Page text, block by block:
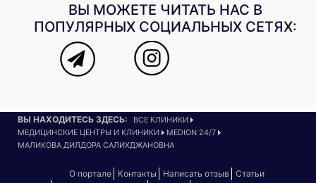
ВЫ МОЖЕТЕ ЧИТАТЬ НАС В
ПОПУЛЯРНЫХ СОЦИАЛЬНЫХ СЕТЯХ:
ВЫ НАХОДИТЕСЬ ЗДЕСЬ:
ВСЕ КЛИНИКИ
МЕДИЦИНСКИЕ ЦЕНТРЫ И КЛИНИКИ
MEDION 24/7
МАЛИКОВА ДИЛДОРА САЛИХДЖАНОВНА
О портале Контакты Написать отзыв
Статьи